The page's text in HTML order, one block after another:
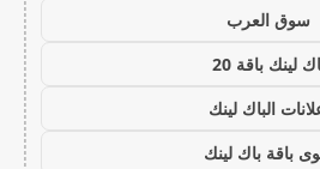
سوق العرب
لينك باقة 20
الباك لينك
باقة باك لينك